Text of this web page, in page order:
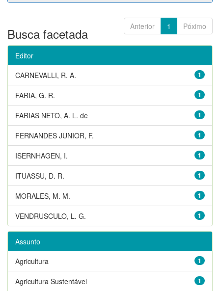
Anterior 1 Póximo
Busca facetada
Editor
1
CARNEVALLI, R. A.
1
FARIA, G. R.
1
FARIAS NETO, A. L. de
1
FERNANDES JUNIOR, F.
1
ISERNHAGEN, I.
1
ITUASSU, D. R.
1
MORALES, M. M.
1
VENDRUSCULO, L. G.
Assunto
1
Agricultura
1
Agricultura Sustentável